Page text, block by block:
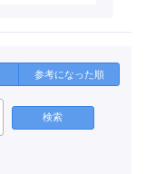
参考になった順
検索